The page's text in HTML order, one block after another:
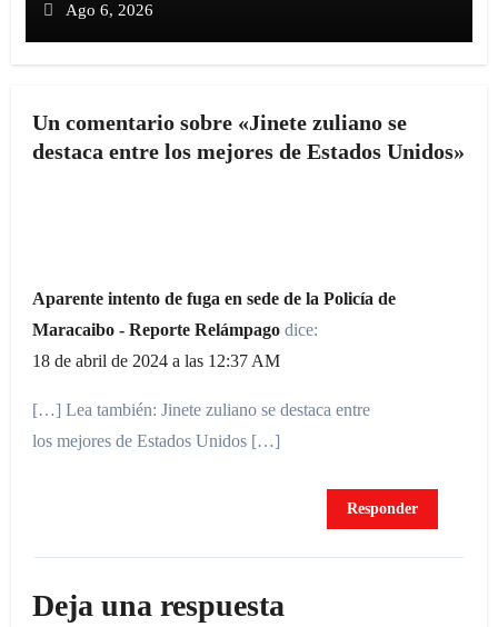
Ago 6, 2026
Un comentario sobre «Jinete zuliano se
destaca entre los mejores de Estados Unidos»
Aparente intento de fuga en sede de la Policía de
Maracaibo - Reporte Relámpago dice:
18 de abril de 2024 a las 12:37 AM
[…] Lea también: Jinete zuliano se destaca entre
los mejores de Estados Unidos […]
Responder
Deja una respuesta